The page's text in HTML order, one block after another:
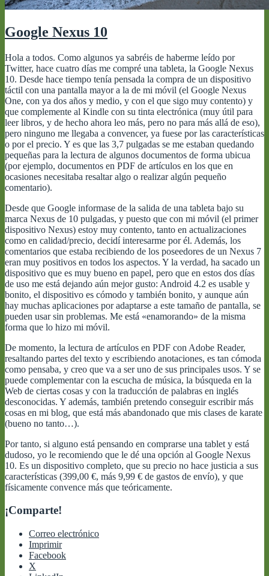
Google Nexus 10
Hola a todos. Como algunos ya sabréis de haberme leído por
Twitter, hace cuatro días me compré una tableta, la Google Nexus
10. Desde hace tiempo tenía pensada la compra de un dispositivo
táctil con una pantalla mayor a la de mi móvil (el Google Nexus
One, con ya dos años y medio, y con el que sigo muy contento) y
que complemente al Kindle con su tinta electrónica (muy útil para
leer libros, y de hecho ahora leo más, pero no para más allá de eso),
pero ninguno me llegaba a convencer, ya fuese por las características
o por el precio. Y es que las 3,7 pulgadas se me estaban quedando
pequeñas para la lectura de algunos documentos de forma ubicua
(por ejemplo, documentos en PDF de artículos en los que en
ocasiones necesitaba resaltar algo o realizar algún pequeño
comentario).
Desde que Google informase de la salida de una tableta bajo su
marca Nexus de 10 pulgadas, y puesto que con mi móvil (el primer
dispositivo Nexus) estoy muy contento, tanto en actualizaciones
como en calidad/precio, decidí interesarme por él. Además, los
comentarios que estaba recibiendo de los poseedores de un Nexus 7
eran muy positivos en todos los aspectos. Y la verdad, ha sacado un
dispositivo que es muy bueno en papel, pero que en estos dos días
de uso me está dejando aún mejor gusto: Android 4.2 es usable y
bonito, el dispositivo es cómodo y también bonito, y aunque aún
hay muchas aplicaciones por adaptarse a este tamaño de pantalla, se
pueden usar sin problemas. Me está «enamorando» de la misma
forma que lo hizo mi móvil.
De momento, la lectura de artículos en PDF con Adobe Reader,
resaltando partes del texto y escribiendo anotaciones, es tan cómoda
como pensaba, y creo que va a ser uno de sus principales usos. Y se
puede complementar con la escucha de música, la búsqueda en la
Web de ciertas cosas y con la traducción de palabras en inglés
desconocidas. Y además, también pretendo conseguir escribir más
cosas en mi blog, que está más abandonado que mis clases de karate
(bueno no tanto…).
Por tanto, si alguno está pensando en comprarse una tablet y está
dudoso, yo le recomiendo que le dé una opción al Google Nexus
10. Es un dispositivo completo, que su precio no hace justicia a sus
características (399,00 €, más 9,99 € de gastos de envío), y que
físicamente convence más que teóricamente.
¡Comparte!
Correo electrónico
Imprimir
Facebook
X